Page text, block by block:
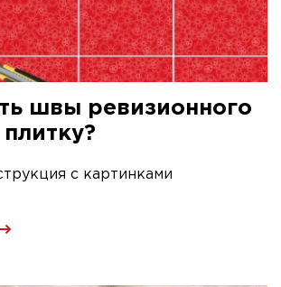
швы ревизионного
с картинками